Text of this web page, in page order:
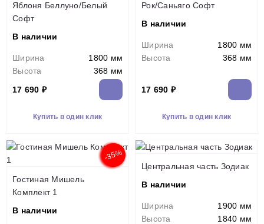
Яблоня Беллуно/Белый
Софт
В наличии
Ширина
1800 мм
Высота
368 мм
17 690 ₽
Купить в один клик
Рок/Саньяго Софт
В наличии
Ширина
1800 мм
Высота
368 мм
17 690 ₽
Купить в один клик
-35%
Гостиная Мишель
Комплект 1
В наличии
Центральная часть Зодиак
В наличии
Ширина
1900 мм
Высота
1840 мм